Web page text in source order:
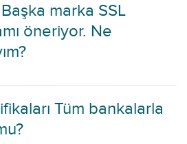
marka SSL
öneriyor. Ne
Tüm bankalarla